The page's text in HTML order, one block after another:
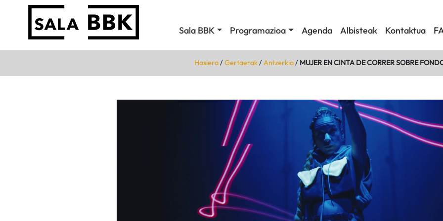
Sala BBK Programazioa Agenda Albisteak Kontaktua
Hasiera/Gertaerak/Antzerkia/ MUJER EN CINTA DE CORRER SOBRE